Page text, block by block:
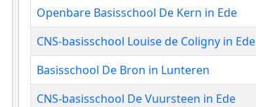
Openbare Basisschool De Kern in Ede
CNS-basisschool Louise de Coligny in Ede
Basisschool De Bron in Lunteren
CNS-basisschool De Vuursteen in Ede